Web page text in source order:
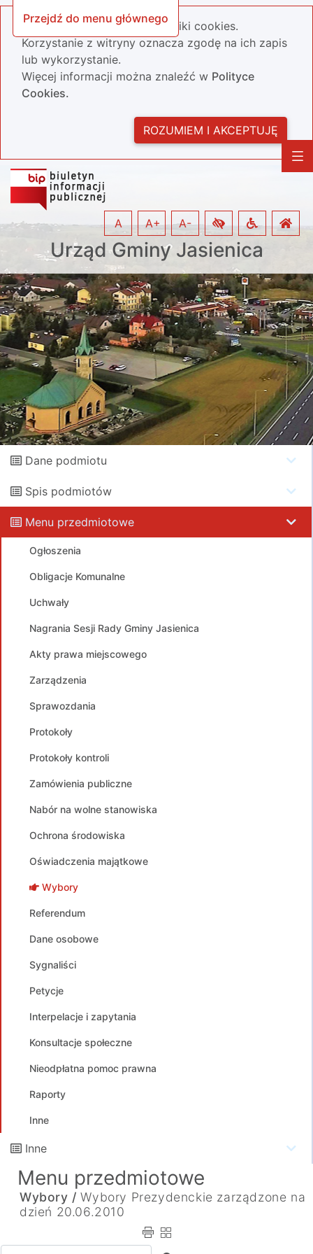
Przejdź do menu głównego
Nasza strona wykorzystuje pliki cookies.
Korzystanie z witryny oznacza zgodę na ich zapis
lub wykorzystanie.
Więcej informacji można znaleźć w Polityce
Cookies.
ROZUMIEM I AKCEPTUJĘ
Urząd Gminy Jasienica
A A+ A-
Dane podmiotu
Spis podmiotów
Menu przedmiotowe
Ogłoszenia
Obligacje Komunalne
Uchwały
Nagrania Sesji Rady Gminy Jasienica
Akty prawa miejscowego
Zarządzenia
Sprawozdania
Protokoły
Protokoły kontroli
Zamówienia publiczne
Nabór na wolne stanowiska
Ochrona środowiska
Oświadczenia majątkowe
Wybory
Referendum
Dane osobowe
Sygnaliści
Petycje
Interpelacje i zapytania
Konsultacje społeczne
Nieodpłatna pomoc prawna
Raporty
Inne
Inne
Menu przedmiotowe
Wybory / Wybory Prezydenckie zarządzone na
dzień 20.06.2010